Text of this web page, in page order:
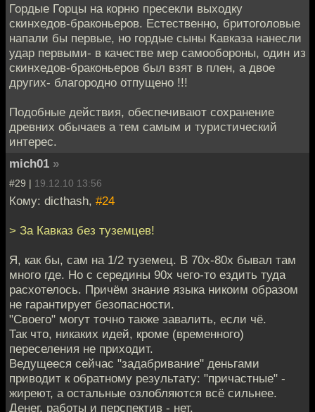
Гордые Горцы на корню пресекли выходку
скинхедов-браконьеров. Естественно, бритоголовые
напали бы первые, но гордые сыны Кавказа нанесли
удар первыми- в качестве мер самообороны, один из
скинхедов-браконьеров был взят в плен, а двое
других- благородно отпущено !!!
Подобные действия, обеспечивают сохранение
древних обычаев а тем самым и туристический
интерес.
mich01 »
#29 | 19.12.10 13:56
Кому: dicthash, #24
> За Кавказ без туземцев!
Я, как бы, сам на 1/2 туземец. В 70х-80х бывал там
много где. Но с середины 90х чего-то ездить туда
расхотелось. Причём знание языка никоим образом
не гарантирует безопасности.
"Своего" могут точно также завалить, если чё.
Так что, никаких идей, кроме (временного)
переселения не приходит.
Ведущееся сейчас "задабривание" деньгами
приводит к обратному результату: "причастные" -
жиреют, а остальные озлобляются всё сильнее.
Денег, работы и перспектив - нет.